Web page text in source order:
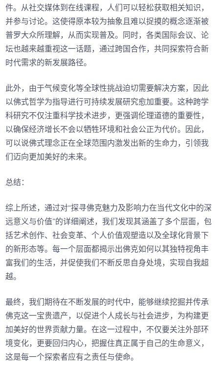
件。从社交媒体到在线课程，人们可以轻松获取相关知识，
并参与讨论。这使得原本较为抽象且难以捉摸的概念逐渐被
普罗大众所理解，从而实现普及。同时，各类国际会议、论
坛也越来越重视这一话题，通过跨国合作，共同探索符合新
时代需求的新发展路径。
此外，由于气候变化等全球性挑战迫切需要解决方案，因此
以佛式哲学为指导进行可持续发展研究愈加重要。这种跨学
科研究不仅注重科学技术进步，更强调伦理道德的重要性，
以确保经济增长不会以牺牲环境和社会公正为代价。因此，
可以说佛式理念正在全球范围内激发出新的生命力，引领我
们迈向更加美好的未来。
总结：
综上所述，通过对“探寻佛克魅力及影响力在当代文化中的深
远意义与价值”的详细阐述，我们发现其涵盖了多个层面，包
括艺术创作、社会变革、个人价值观塑造以及全球化背景下
的新形态等。每一个层面都揭示出佛克如何以其独特视角丰
富我们的生活，并促使我们不断反思自身处境，实现自我超
越。
最终，我们期待在不断发展的时代中，能够继续挖掘并传承
佛克这一宝贵遗产，以促进个人成长与社会进步，为构建更
加美好的世界贡献力量。在这一过程中，不仅要关注外部环
境变化，更要回归内心，把握住真正属于自己的生命意义，
这是每一个探索者应有之责任与使命。